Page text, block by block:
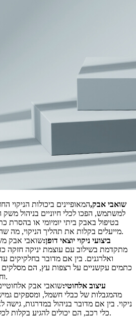
שואבי אבק,המאופיינים ביכולות הניקוי
למשתמש, הפכו לכלי חיוניים בניהול
בטיפול באבק ביתי יומיומי או בהסרת
מייעלים בקלות את תהליך הניקוי, מה שהופך אותו לפשוט ויעיל כאחד.
ביצועי ניקוי יוצאי דופן:שואבי אבק
מתקדמת בשילוב עם עוצמת יניקה חזקה
ואלרגנים. בין אם מדובר בחלקיקים
כתמים עקשניים על רצפות עץ, הם מסלקים
וחוסכים לכם זמן ומאמץ כאחד.
עיצוב אלחוטי:שואבי אבק
מהמגבלות של כבלי חשמל, ומספקים
ניקוי. בין אם מדובר בניהול במדרגות, גישה
כלי רכב, הם יכולים להגיע בקלות לכל האזורים ללא מגבלות מרחב.